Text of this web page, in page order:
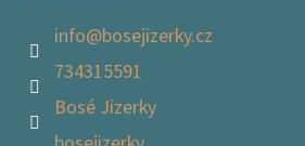
info@bosejizerky.cz
734315591
Bosé Jizerky